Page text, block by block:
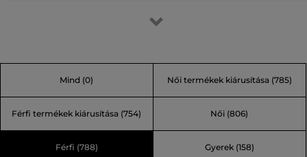
magashegyi túrák során. Tisztában vagyunk vele, hogy az
kijjebb toljuk határainkat, és nem elégszünk meg a
kevesebbel. A kiszámíthatatlan időjárású svéd Åre
technikai anyagokra, a legújabb technológiára és
trendekre helyezvén a hangsúlyt a legnagyobb skandináv
Mind (0) Női termékek kiárusítása (785)
Férfi termékek kiárusítása (754) Női (806)
Férfi (788) Gyerek(158)